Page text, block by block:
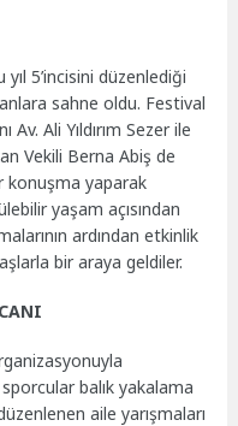
5’incisini düzenlediği
sahne oldu. Festival
Ali Yıldırım Sezer ile
Vekili Berna Abiş de
konuşma yaparak
yaşam açısından
ardından etkinlik
bir araya geldiler.
balık yakalama
aile yarışmaları